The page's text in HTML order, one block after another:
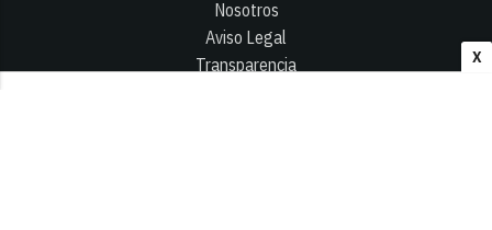
X
Nosotros
Aviso Legal
Transparencia